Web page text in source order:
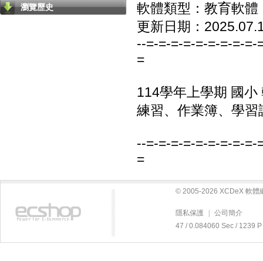
瀏覽歷史
軟體類型：教育軟體
更新日期：
--=-=-=-=-=-=-=-=-=-
=
114學年上學期 國
練習、作業簿、學
--=-=-=-=-=-=-=-=-=-
=
© 2005-2026 XCDeX 軟體
隱私保護
公司簡介
47 / 0.084060 Sec / 1239